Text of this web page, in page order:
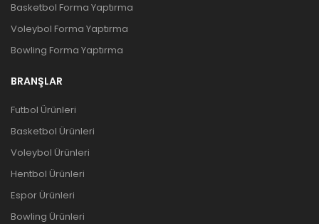
Basketbol Forma Yaptırma
Voleybol Forma Yaptırma
Bowling Forma Yaptırma
BRANŞLAR
Futbol Ürünleri
Basketbol Ürünleri
Voleybol Ürünleri
Hentbol Ürünleri
Espor Ürünleri
Bowling Ürünleri